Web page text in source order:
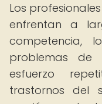
Los
enfrentan a
competencia,
problemas de
esfuerzo
trastornos del